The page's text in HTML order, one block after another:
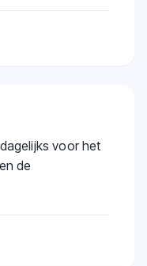
voor het
de